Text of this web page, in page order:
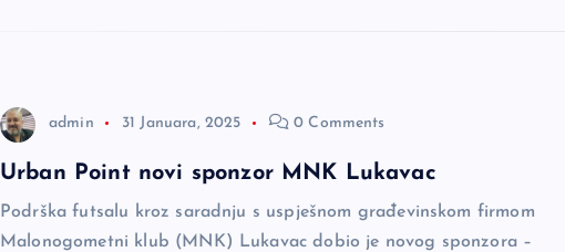
admin 31 Januara, 2025 0 Comments
Urban Point novi sponzor MNK Lukavac
Podrška futsalu kroz saradnju s uspješnom građevinskom firmom
Malonogometni klub (MNK) Lukavac dobio je novog sponzora –